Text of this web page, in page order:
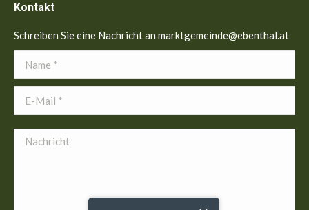
Kontakt
Schreiben Sie eine Nachricht an marktgemeinde@ebenthal.at
Name *
E-Mail *
Nachricht